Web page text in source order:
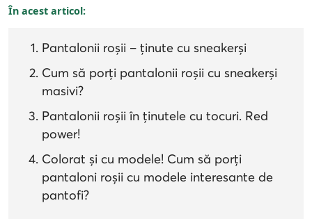
În acest articol:
Pantalonii roșii – ținute cu sneakerși
Cum să porți pantalonii roșii cu sneakerși
masivi?
Pantalonii roșii în ținutele cu tocuri. Red
power!
Colorat și cu modele! Cum să porți
pantaloni roșii cu modele interesante de
pantofi?